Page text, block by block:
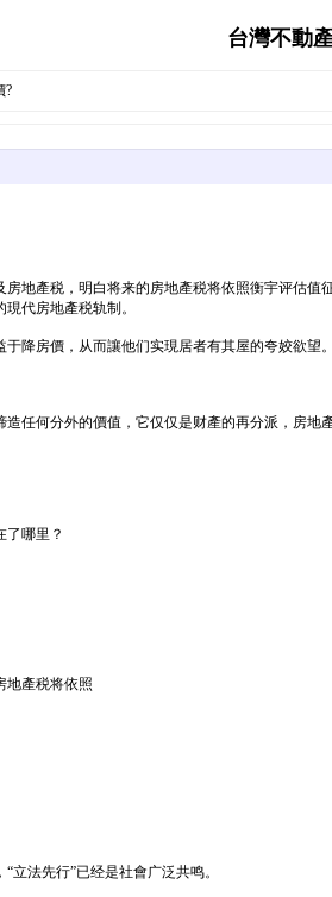
台灣不動
?
地產税，明白将来的房地產税将依照衡宇评估
代房地產税轨制。
降房價，从而讓他们实現居者有其屋的夸姣欲望。
任何分外的價值，它仅仅是财產的再分派，房地
了哪里？
地產税将依照
法先行”已经是社會广泛共鸣。